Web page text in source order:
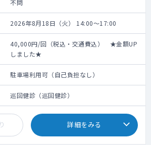
不問
2026年8月18日（火） 14:00～17:00
40,000円/回（税込・交通費込） ★金額UP
しました★
駐車場利用可（自己負担なし）
巡回健診（巡回健診）
詳細をみる